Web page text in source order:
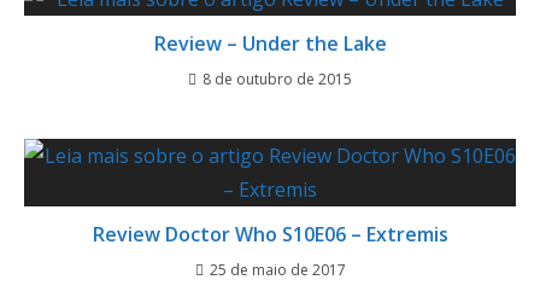
Review – Under the Lake
8 de outubro de 2015
Review Doctor Who S10E06 – Extremis
25 de maio de 2017